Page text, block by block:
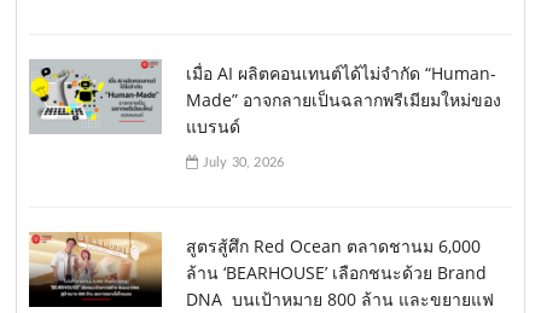
เมื่อ AI ผลิตคอนเทนต์ได้ไม่จำกัด “Human-
Made” อาจกลายเป็นฉลากพรีเมียมใหม่ของ
แบรนด์
July 30, 2026
สูตรสู้ศึก Red Ocean ตลาดชานม 6,000
ล้าน ‘BEARHOUSE’ เลือกชนะด้วย Brand
DNA บนเป้าหมาย 800 ล้าน และขยายแฟ